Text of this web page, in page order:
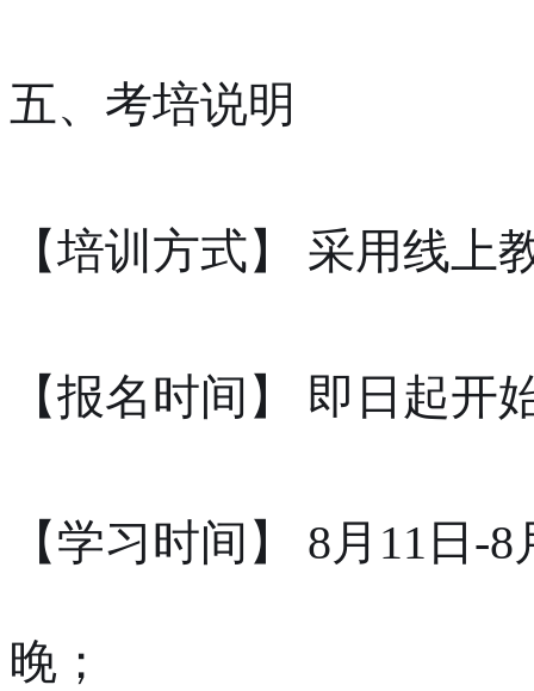
五、考培说明
【培训方式】 采用线上
【报名时间】 即日起开
【学习时间】 8月11日-
晚；